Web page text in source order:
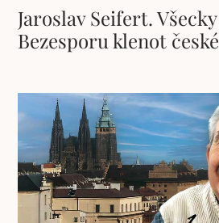
Jaroslav Seifert.
Bezesporu klenot